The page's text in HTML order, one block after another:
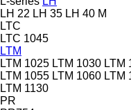
LH 22 LH 35 LH 40 M
LTC
LTC 1045
LTM
LTM 1025 LTM 1030 LTM
LTM 1055 LTM 1060 LTM
LTM 1130
PR